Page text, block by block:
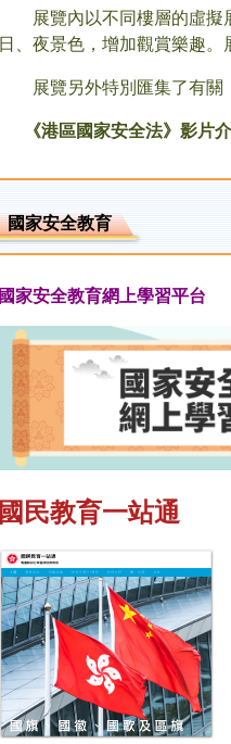
展覽內以不同樓層的虛擬展
日、夜景色，增加觀賞樂趣
展覽另外特別匯集了有關《
《港區國家安全法》 影片
國家安全教育
國家安全教育網上學習平台
國民教育一站通